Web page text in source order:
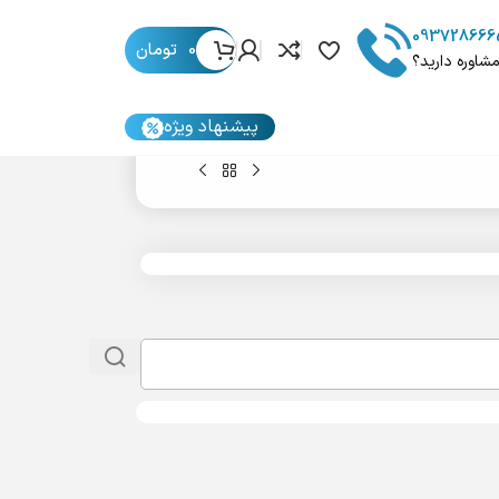
دارید؟
0 تومان
پیشنهاد ویژه